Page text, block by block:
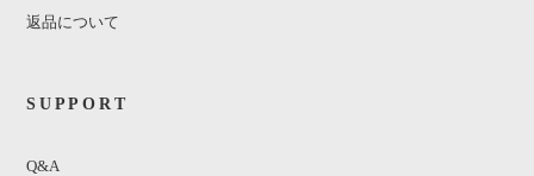
返品について
SUPPORT
Q&A